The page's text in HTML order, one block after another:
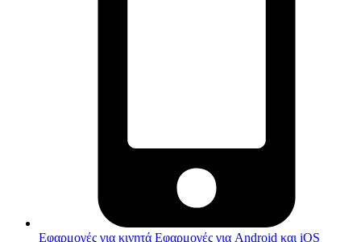
Εφαρμογές για κινητά Εφαρμογές για Android και iOS